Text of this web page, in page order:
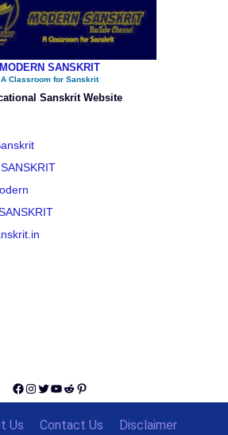
MODERN SANSKRIT
A Classroom for Sanskrit
Sanskrit Website
Facebook
Instagram
Twitter
YouTube
Reddit
Pinterest
Us Contact Us Disclaimer